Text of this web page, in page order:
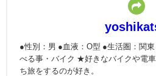
●性別：男 ●血液：O型 ●生活圏：関
べる事・バイク ★好きなバイクや電
ち旅をするのが好き。